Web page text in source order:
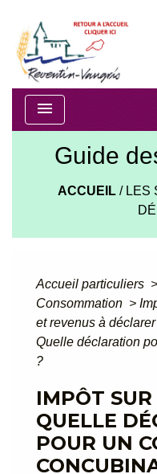
menu
Guide
ACCUEIL / LES
Accueil particuliers >
Consommation >
et revenus à déclarer
Quelle déclaration
?
IMPÔT
QUELLE
POUR UN